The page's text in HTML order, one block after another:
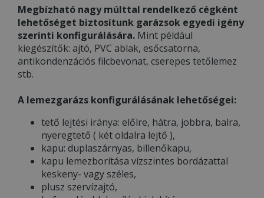
Megbízható nagy múlttal rendelkező cégként
lehetőséget biztosítunk garázsok egyedi igény
szerinti konfigurálására. Mint például
kiegészítők: ajtó, PVC ablak, esőcsatorna,
antikondenzációs filcbevonat, cserepes tetőlemez
stb.
A lemezgarázs konfigurálásának lehetőségei:
tető lejtési iránya: előlre, hátra, jobbra, balra,
nyeregtető ( két oldalra lejtő ),
kapu: duplaszárnyas, billenőkapu,
kapu lemezborítása vízszintes bordázattal
keskeny- vagy széles,
plusz szervízajtó,